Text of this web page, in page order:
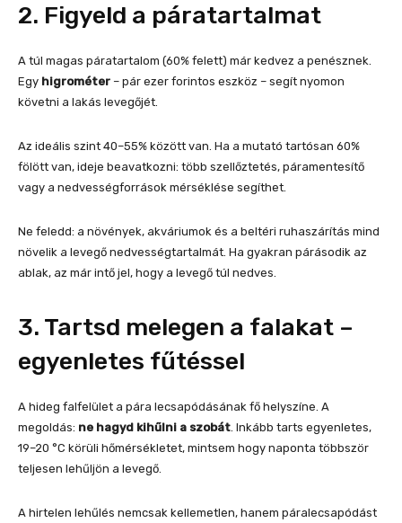
2. Figyeld a páratartalmat
A túl magas páratartalom (60% felett) már kedvez a penésznek.
Egy higrométer – pár ezer forintos eszköz – segít nyomon
követni a lakás levegőjét.
Az ideális szint 40–55% között van. Ha a mutató tartósan 60%
fölött van, ideje beavatkozni: több szellőztetés, páramentesítő
vagy a nedvességforrások mérséklése segíthet.
Ne feledd: a növények, akváriumok és a beltéri ruhaszárítás mind
növelik a levegő nedvességtartalmát. Ha gyakran párásodik az
ablak, az már intő jel, hogy a levegő túl nedves.
3. Tartsd melegen a falakat –
egyenletes fűtéssel
A hideg falfelület a pára lecsapódásának fő helyszíne. A
megoldás: ne hagyd kihűlni a szobát. Inkább tarts egyenletes,
19–20 °C körüli hőmérsékletet, mintsem hogy naponta többször
teljesen lehűljön a levegő.
A hirtelen lehűlés nemcsak kellemetlen, hanem páralecsapódást